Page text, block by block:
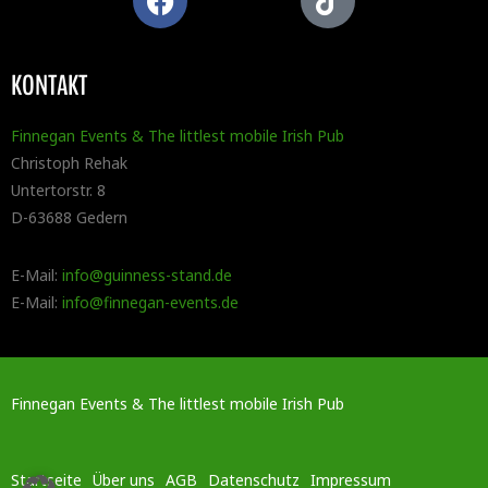
KONTAKT
Finnegan Events & The littlest mobile Irish Pub
Christoph Rehak
Untertorstr. 8
D-63688 Gedern
E-Mail: info@guinness-stand.de
E-Mail: info@finnegan-events.de
Finnegan Events & The littlest mobile Irish Pub
Startseite Über uns AGB Datenschutz Impressum